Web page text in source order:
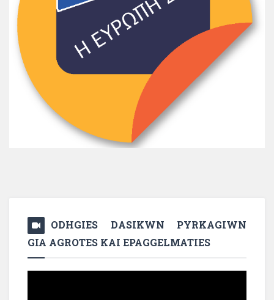
ODHGIES DASIKWN PYRKAGIWN
GIA AGROTES KAI EPAGGELMATIES